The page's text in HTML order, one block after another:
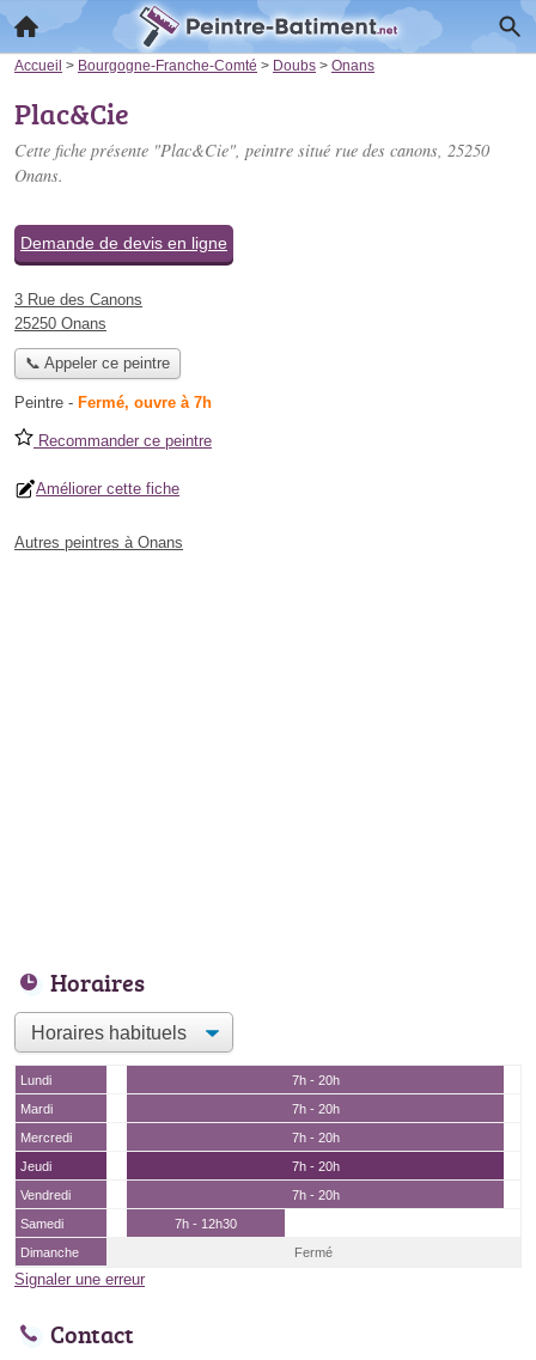
Accueil > Bourgogne-Franche-Comté > Doubs > Onans
Plac&Cie
Cette fiche présente "Plac&Cie", peintre situé rue des canons, 25250
Onans.
Demande de devis en ligne
3 Rue des Canons
25250 Onans
📞 Appeler ce peintre
Peintre - Fermé, ouvre à 7h
Recommander ce peintre
Améliorer cette fiche
Autres peintres à Onans
Horaires
Lundi
7h - 20h
Mardi
7h - 20h
Mercredi
7h - 20h
Jeudi
7h - 20h
Vendredi
7h - 20h
Samedi
7h - 12h30
Dimanche
Fermé
Signaler une erreur
Contact